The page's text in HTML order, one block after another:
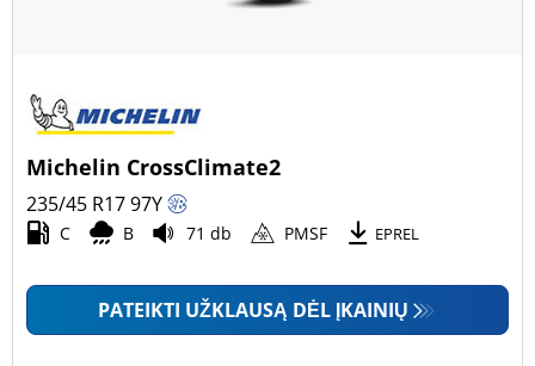
Michelin CrossClimate2
235/45 R1797Y
C B 71 db PMSF EPREL
PATEIKTI UŽKLAUSĄ DĖL ĮKAINIŲ